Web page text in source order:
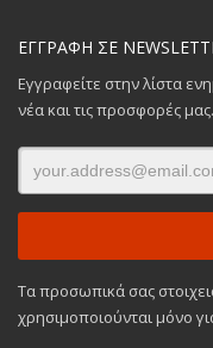
ΕΓΓΡΑΦΗ ΣΕ
Εγγραφείτε στην λίστα
νέα και τις προσφορές μας.
Τα προσωπικά σας
χρησιμοποιούνται μόνο